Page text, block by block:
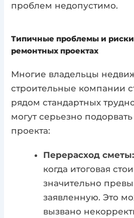
проблем недопустимо.
Типичные проблемы и риски
ремонтных проектах
Многие владельцы
строительные компании
рядом стандартных
могут серьезно
проекта:
Перерасход сметы:
когда итоговая
значительно
заявленную. Это
вызвано